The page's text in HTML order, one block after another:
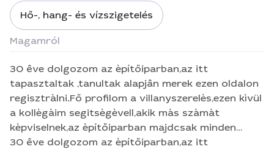
Hő-, hang- és vízszigetelés
Magamról
30 êve dolgozom az èpítőiparban,az itt
tapasztaltak ,tanultak alapjân merek ezen oldalon
regisztràlni.Fő profilom a villanyszerelès,ezen kìvül
a kollègàim segitsègèvell,akik màs szàmàt
kèpviselnek,az èpítőiparban majdcsak minden
munkât ugy gondolom,ès az elmúlt idő azt
30 êve dolgozom az èpítőiparban,az itt